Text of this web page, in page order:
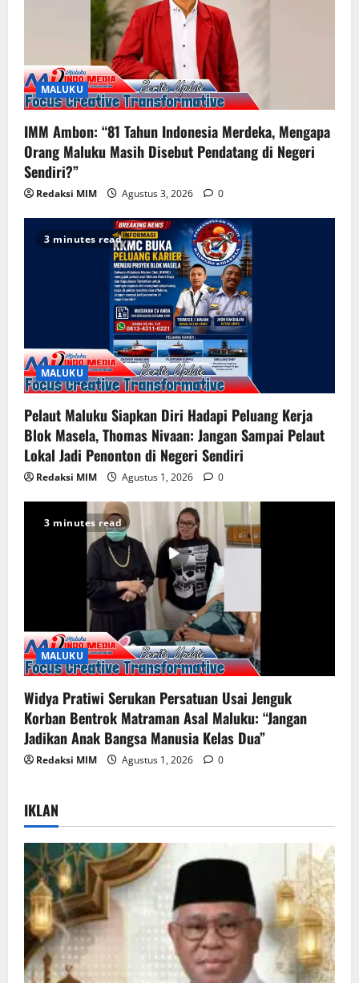
MALUKU
IMM Ambon: “81 Tahun Indonesia Merdeka, Mengapa
Orang Maluku Masih Disebut Pendatang di Negeri
Sendiri?”
Redaksi MIM Agustus 3, 2026 0
3 minutes read
MALUKU
Pelaut Maluku Siapkan Diri Hadapi Peluang Kerja
Blok Masela, Thomas Nivaan: Jangan Sampai Pelaut
Lokal Jadi Penonton di Negeri Sendiri
Redaksi MIM Agustus 1, 2026 0
3 minutes read
MALUKU
Widya Pratiwi Serukan Persatuan Usai Jenguk
Korban Bentrok Matraman Asal Maluku: “Jangan
Jadikan Anak Bangsa Manusia Kelas Dua”
Redaksi MIM Agustus 1, 2026 0
IKLAN